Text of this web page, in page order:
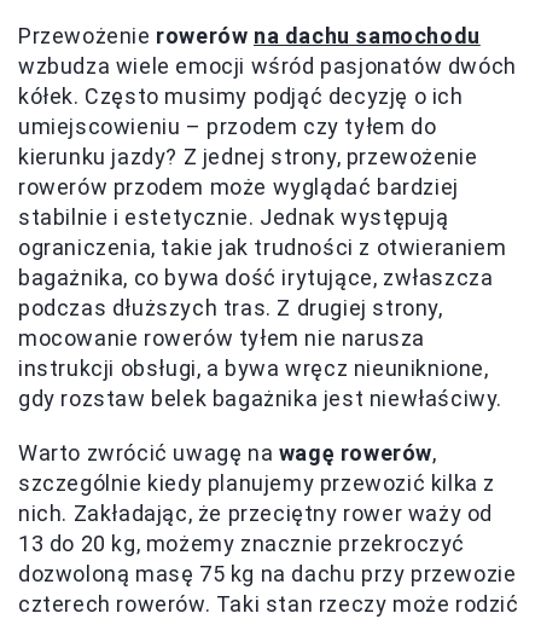
Przewożenie rowerów na dachu samochodu
wzbudza wiele emocji wśród pasjonatów dwóch
kółek. Często musimy podjąć decyzję o ich
umiejscowieniu – przodem czy tyłem do
kierunku jazdy? Z jednej strony, przewożenie
rowerów przodem może wyglądać bardziej
stabilnie i estetycznie. Jednak występują
ograniczenia, takie jak trudności z otwieraniem
bagażnika, co bywa dość irytujące, zwłaszcza
podczas dłuższych tras. Z drugiej strony,
mocowanie rowerów tyłem nie narusza
instrukcji obsługi, a bywa wręcz nieuniknione,
gdy rozstaw belek bagażnika jest niewłaściwy.
Warto zwrócić uwagę na wagę rowerów,
szczególnie kiedy planujemy przewozić kilka z
nich. Zakładając, że przeciętny rower waży od
13 do 20 kg, możemy znacznie przekroczyć
dozwoloną masę 75 kg na dachu przy przewozie
czterech rowerów. Taki stan rzeczy może rodzić